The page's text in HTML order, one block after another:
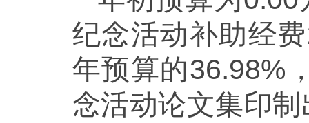
纪念活动补助经
年预算的36.98%
念活动论文集印